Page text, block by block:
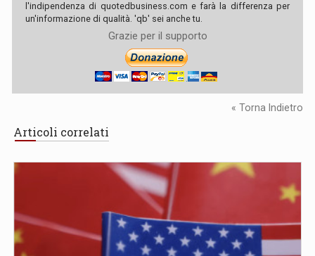
l'indipendenza di quotedbusiness.com e farà la differenza per
un'informazione di qualità. 'qb' sei anche tu.
Grazie per il supporto
« Torna Indietro
Articoli correlati